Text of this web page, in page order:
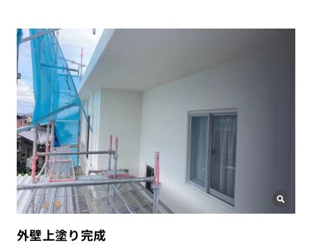
外壁上塗り完成